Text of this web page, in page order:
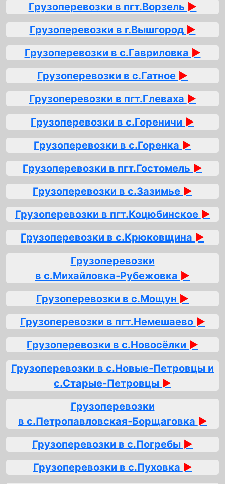
Грузоперевозки в пгт.Ворзель ►
Грузоперевозки в г.Вышгород ►
Грузоперевозки в с.Гавриловка ►
Грузоперевозки в с.Гатное ►
Грузоперевозки в пгт.Глеваха ►
Грузоперевозки в с.Гореничи ►
Грузоперевозки в с.Горенка ►
Грузоперевозки в пгт.Гостомель ►
Грузоперевозки в с.Зазимье ►
Грузоперевозки в пгт.Коцюбинское ►
Грузоперевозки в с.Крюковщина ►
Грузоперевозки
в с.Михайловка‑Рубежовка ►
Грузоперевозки в с.Мощун ►
Грузоперевозки в пгт.Немешаево ►
Грузоперевозки в с.Новосёлки ►
Грузоперевозки в с.Новые‑Петровцы и
с.Старые‑Петровцы ►
Грузоперевозки
в с.Петропавловская‑Борщаговка ►
Грузоперевозки в с.Погребы ►
Грузоперевозки в с.Пуховка ►